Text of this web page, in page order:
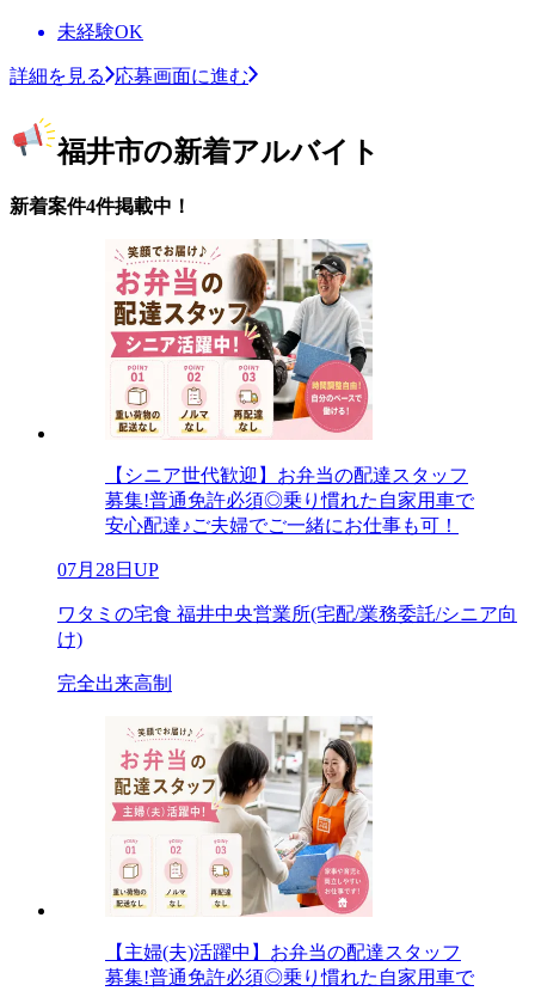
未経験OK
詳細を見る 応募画面に進む
福井市の新着アルバイト
新着案件4件掲載中！
【シニア世代歓迎】お弁当の配達スタッフ
募集!普通免許必須◎乗り慣れた自家用車で
安心配達♪ご夫婦でご一緒にお仕事も可！
07月28日UP
ワタミの宅食 福井中央営業所(宅配/業務委託/シニア向
け)
完全出来高制
【主婦(夫)活躍中】お弁当の配達スタッフ
募集!普通免許必須◎乗り慣れた自家用車で